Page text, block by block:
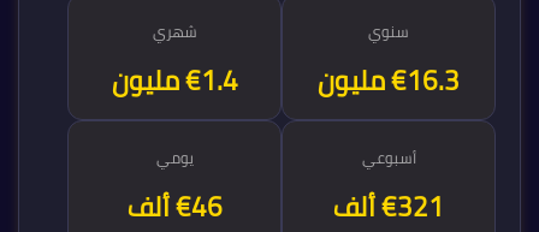
سنوي
€16.7 مليون
شهري
€1.4 مليون
أسبوعي
€321 ألف
يومي
€46 ألف